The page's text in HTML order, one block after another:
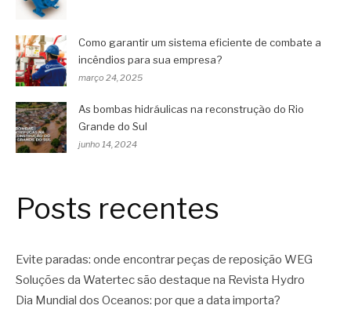
Como garantir um sistema eficiente de combate a
incêndios para sua empresa?
março 24, 2025
As bombas hidráulicas na reconstrução do Rio
Grande do Sul
junho 14, 2024
Posts recentes
Evite paradas: onde encontrar peças de reposição WEG
Soluções da Watertec são destaque na Revista Hydro
Dia Mundial dos Oceanos: por que a data importa?